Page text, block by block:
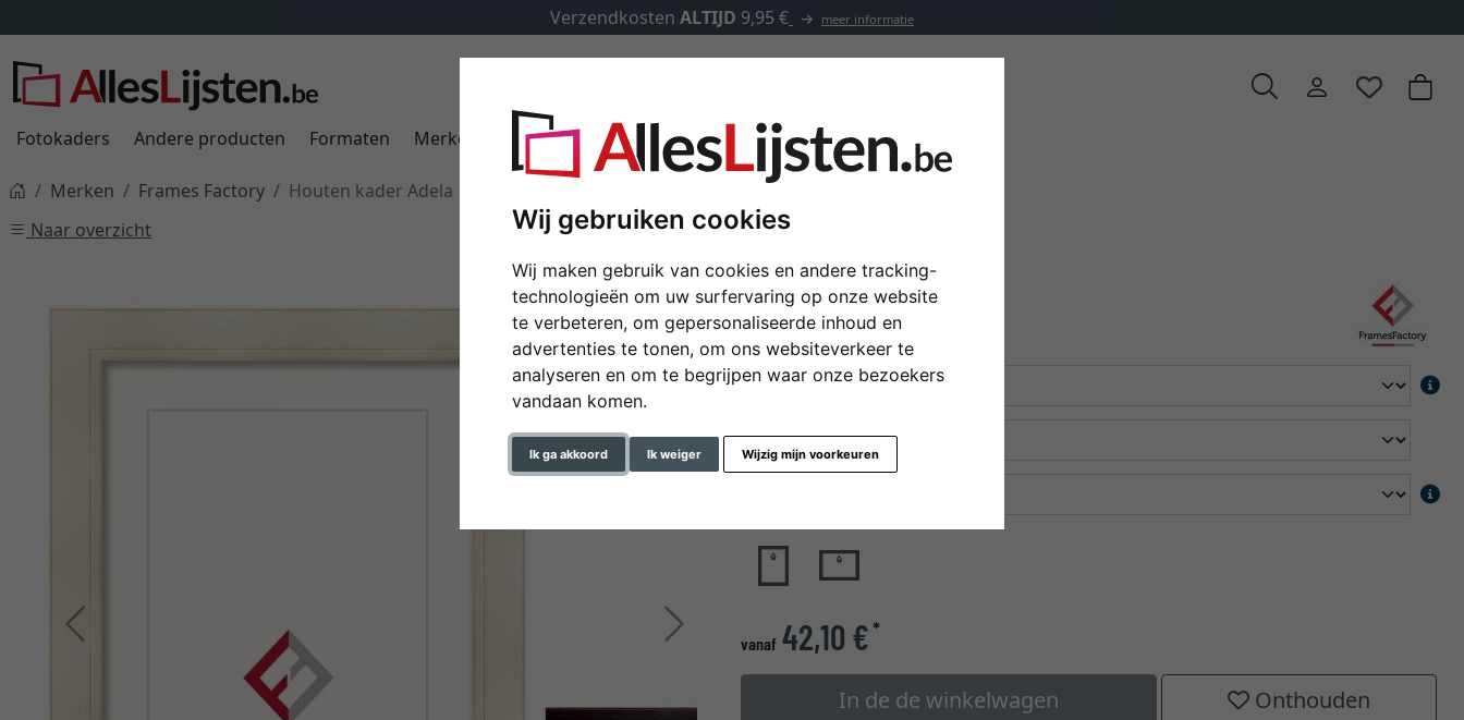
Wij gebruiken cookies
Wij maken gebruik van cookies en andere tracking-
technologieën om uw surfervaring op onze website
te verbeteren, om gepersonaliseerde inhoud en
advertenties te tonen, om ons websiteverkeer te
analyseren en om te begrijpen waar onze bezoekers
vandaan komen.
Ik ga akkoord Ik weiger Wijzig mijn voorkeuren
Verzendkosten ALTIJD 9,95 € meer informatie
Fotokaders Andere producten Formaten Merken Kaders op maat Passe-partouts Toebehoren
Merken Frames Factory
Houten kader Adela
Naar overzicht
Terug Verder
Houten kader Adela
formaat
kleur
vanaf 42,10 €*
In de de winkelwagen Onthouden